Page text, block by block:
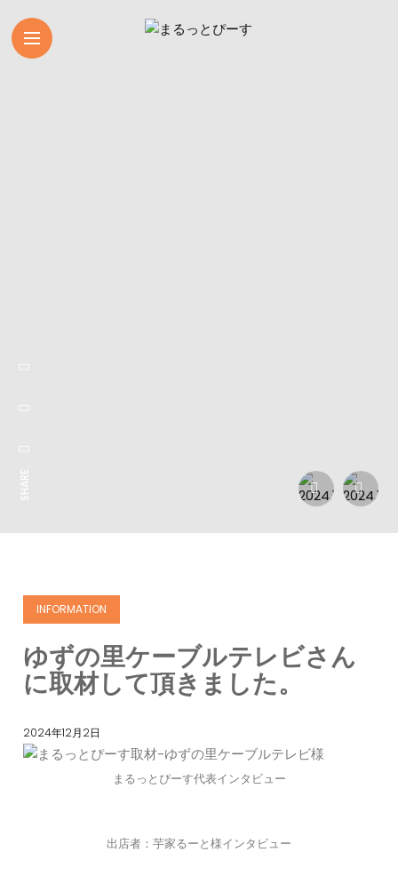
SHARE:
INFORMATION
ゆずの里ケーブルテレビさん
に取材して頂きました。
2024年12月2日
まるっとぴーす代表インタビュー
出店者：芋家るーと様インタビュー